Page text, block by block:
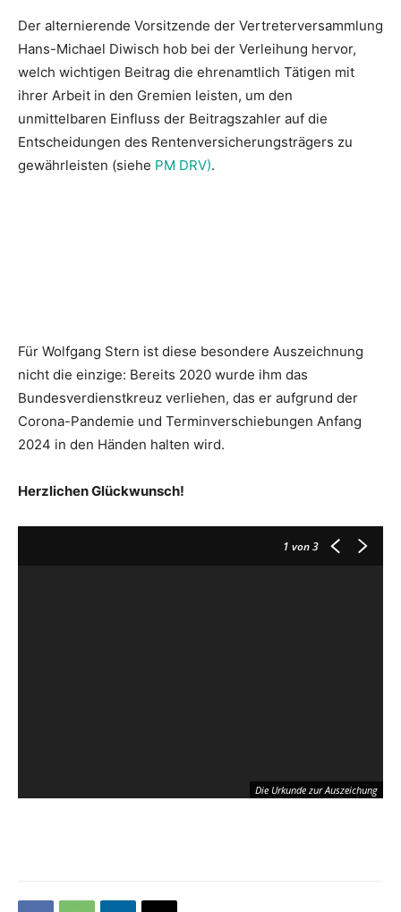
Der alternierende Vorsitzende der Vertreterversammlung
Hans-Michael Diwisch hob bei der Verleihung hervor,
welch wichtigen Beitrag die ehrenamtlich Tätigen mit
ihrer Arbeit in den Gremien leisten, um den
unmittelbaren Einfluss der Beitragszahler auf die
Entscheidungen des Rentenversicherungsträgers zu
gewährleisten (siehe PM DRV).
Für Wolfgang Stern ist diese besondere Auszeichnung
nicht die einzige: Bereits 2020 wurde ihm das
Bundesverdienstkreuz verliehen, das er aufgrund der
Corona-Pandemie und Terminverschiebungen Anfang
2024 in den Händen halten wird.
Herzlichen Glückwunsch!
1 von 3
Die Urkunde zur Auszeichung